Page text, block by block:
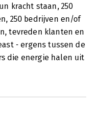
kracht staan, 250
250 bedrijven en/of
tevreden klanten en
- ergens tussen de
die energie halen uit